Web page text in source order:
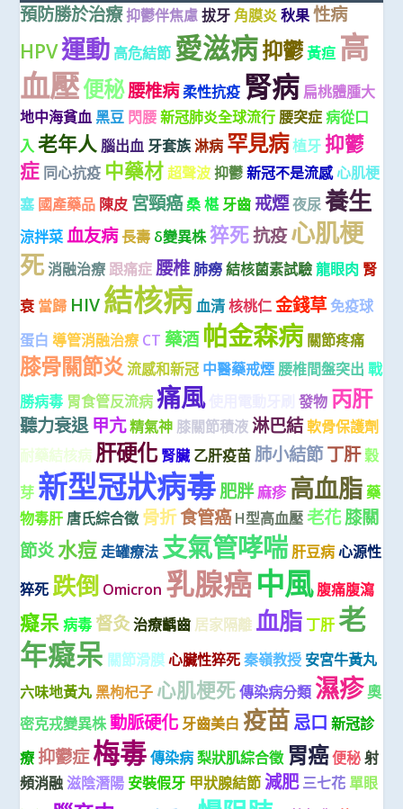
預防勝於治療 抑鬱伴焦慮 拔牙 角膜炎 秋果性病
HPV運動 高危結節 愛滋病抑鬱黃疸 高
血壓便秘腰椎病 柔性抗疫 腎病 扁桃體腫大
地中海貧血 黑豆 閃腰 新冠肺炎全球流行 腰突症 病從口
入 老年人 腦出血 牙套族 淋病 罕見病植牙 抑鬱
症 同心抗疫 中藥材 超聲波 抑鬱 新冠不是流感心肌梗
塞 國產藥品 陳皮 宮頸癌桑 椹 牙齒 戒煙夜尿 養生
涼拌菜 血友病長壽 δ變異株猝死抗疫心肌梗
死消融治療 跟痛症 腰椎肺癆 結核菌素試驗 龍眼肉 腎
衰 當歸 HIV結核病 血清 核桃仁 金錢草免疫球
蛋白 導管消融治療 CT 藥酒帕金森病 關節疼痛
膝骨關節炎流感和新冠 中醫藥戒煙 腰椎間盤突出 戰
勝病毒 胃食管反流病 痛風 發物 丙肝
聽力衰退 甲亢精氣神 膝關節積液 淋巴結軟骨保護劑
耐藥結核病 肝硬化 腎臟 乙肝疫苗 肺小結節丁肝穀
芽 新型冠狀病毒肥胖麻疹 高血脂 藥
物毒肝 唐氏綜合徵 骨折食管癌 H型高血壓 老花膝關
節炎水痘 走罐療法 支氣管哮喘 肝豆病 心源性
猝死 跌倒 Omicron 乳腺癌中風 腹痛腹瀉
癡呆 病毒 督灸治療齲齒 居家隔離 血脂 丁肝 老
年癡呆 關節滑膜 心臟性猝死 秦嶺教授 安宮牛黃丸
六味地黃丸 黑枸杞子 心肌梗死 傳染病分類 濕疹奧
密克戎變異株動脈硬化 牙齒美白 疫苗忌口 新冠診
療 抑鬱症梅毒 傳染病 梨狀肌綜合徵 胃癌便秘 射
頻消融 滋陰潛陽 安裝假牙 甲狀腺結節 減肥 三七花 單眼